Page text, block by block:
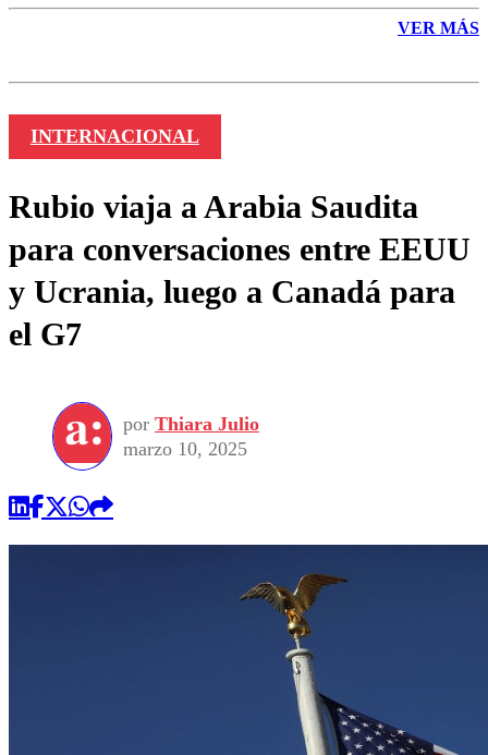
VER MÁS
INTERNACIONAL
Rubio viaja a Arabia Saudita
para conversaciones entre EEUU
y Ucrania, luego a Canadá para
el G7
por Thiara Julio
marzo 10, 2025